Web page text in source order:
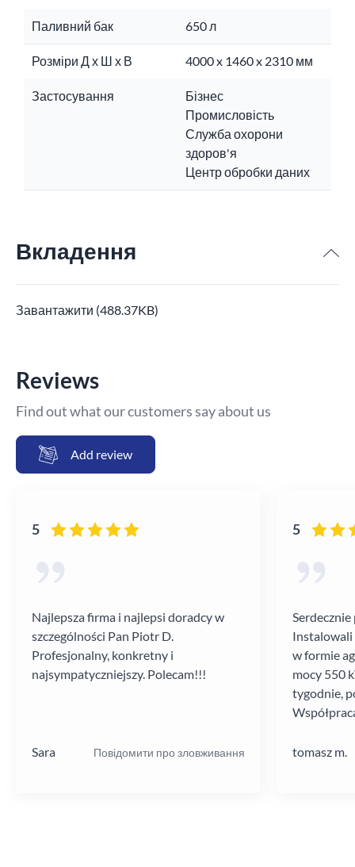
Паливний бак 650 л
Розміри Д х Ш х В 4000 x 1460 x 2310 мм
Застосування
Бізнес
Промисловість
Служба охорони
здоров'я
Центр обробки даних
Вкладення
Завантажити (488.37KB)
Reviews
Find out what our customers say about us
Add review
5
Najlepsza firma i najlepsi doradcy w
szczególności Pan Piotr D.
Profesjonalny, konkretny i
najsympatyczniejszy. Polecam!!!
Sara Повідомити про зловживання
5
Instalowali
w formie
mocy 550
tygodnie,
tomasz m.